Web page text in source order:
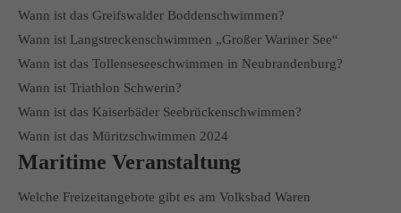
Wann ist das Greifswalder Boddenschwimmen?
Wann ist Langstreckenschwimmen „Großer Wariner See“
Wann ist das Tollenseseeschwimmen in Neubrandenburg?
Wann ist Triathlon Schwerin?
Wann ist das Kaiserbäder Seebrückenschwimmen?
Wann ist das Müritzschwimmen 2024
Maritime Veranstaltung
Welche Freizeitangebote gibt es am Volksbad Waren